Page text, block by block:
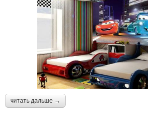
читать дальше →